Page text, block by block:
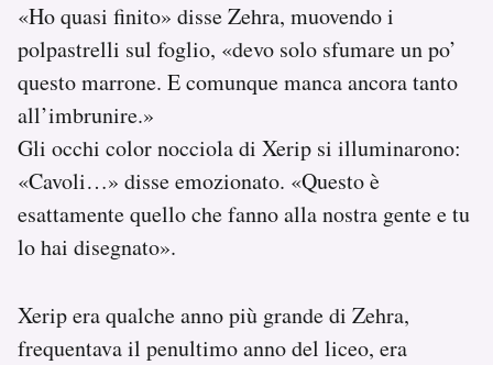
«Ho quasi finito» disse Zehra, muovendo i
polpastrelli sul foglio, «devo solo sfumare un po’
questo marrone. E comunque manca ancora tanto
all’imbrunire.»
Gli occhi color nocciola di Xerip si illuminarono:
«Cavoli…» disse emozionato. «Questo è
esattamente quello che fanno alla nostra gente e tu
lo hai disegnato».
Xerip era qualche anno più grande di Zehra,
frequentava il penultimo anno del liceo, era